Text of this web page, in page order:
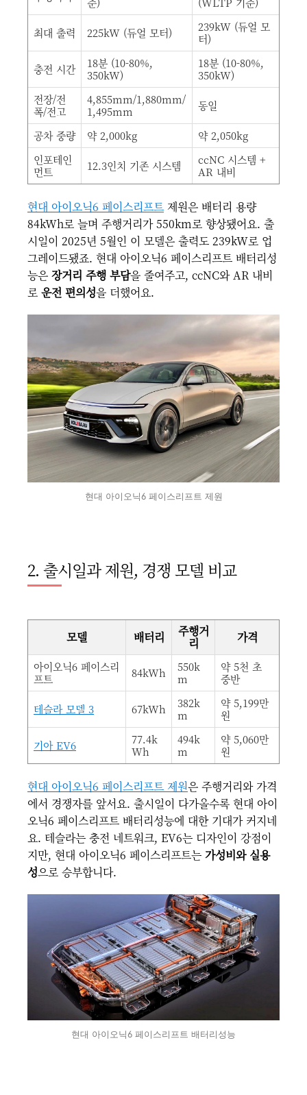
최대 출력 225kW (듀얼 모터)
239kW (듀얼 모
터)
충전 시간
18분 (10-80%,
350kW)
18분 (10-80%,
350kW)
전장/전
폭/전고
4,855mm/1,880mm/
1,495mm
동일
공차 중량 약 2,000kg
약 2,050kg
인포테인
먼트
12.3인치 기존 시스템
ccNC 시스템 +
AR 내비
현대 아이오닉6 페이스리프트 제원은 배터리 용량
84kWh로 늘며 주행거리가 550km로 향상됐어요. 출
시일이 2025년 5월인 이 모델은 출력도 239kW로 업
그레이드됐죠. 현대 아이오닉6 페이스리프트 배터리성
능은 장거리 주행 부담을 줄여주고, ccNC와 AR 내비
로 운전 편의성을 더했어요.
현대 아이오닉6 페이스리프트 제원
2. 출시일과 제원, 경쟁 모델 비교
모델 배터리 주행거
리 가격
아이오닉6 페이스리
프트
84kWh
550k
m
약 5천 초
중반
테슬라 모델 3 67kWh
382k
m
약 5,199만
원
기아 EV6
77.4k
Wh
494k
m
약 5,060만
원
현대 아이오닉6 페이스리프트 제원은 주행거리와 가격
에서 경쟁자를 앞서요. 출시일이 다가올수록 현대 아이
오닉6 페이스리프트 배터리성능에 대한 기대가 커지네
요. 테슬라는 충전 네트워크, EV6는 디자인이 강점이
지만, 현대 아이오닉6 페이스리프트는 가성비와 실용
성으로 승부합니다.
현대 아이오닉6 페이스리프트 배터리성능